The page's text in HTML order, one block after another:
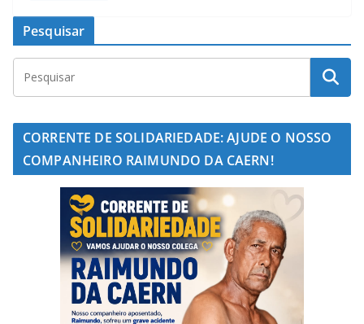
Pesquisar
CORRENTE DE SOLIDARIEDADE: AJUDE O NOSSO
COMPANHEIRO RAIMUNDO DA CAERN!